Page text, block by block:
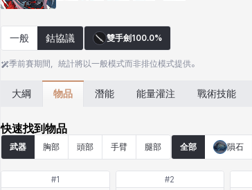
一般 鈷協議 雙手劍 100.0%
季前賽期間，統計將以一般模式而非排位模式提供。
大綱 物品 潛能 能量灌注 戰術技能
快速找到物品
武器 胸部 頭部 手臂 腿部 全部 隕石
#1 #2